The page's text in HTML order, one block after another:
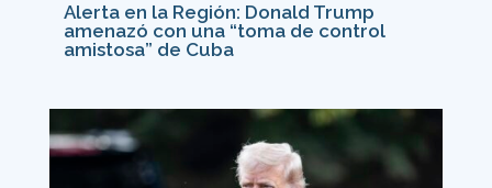
Alerta en la Región: Donald Trump
amenazó con una “toma de control
amistosa” de Cuba